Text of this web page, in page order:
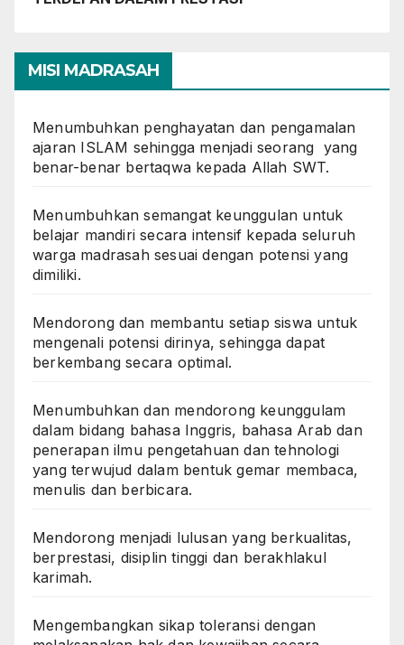
MISI MADRASAH
Menumbuhkan penghayatan dan pengamalan
ajaran ISLAM sehingga menjadi seorang yang
benar-benar bertaqwa kepada Allah SWT.
Menumbuhkan semangat keunggulan untuk
belajar mandiri secara intensif kepada seluruh
warga madrasah sesuai dengan potensi yang
dimiliki.
Mendorong dan membantu setiap siswa untuk
mengenali potensi dirinya, sehingga dapat
berkembang secara optimal.
Menumbuhkan dan mendorong keunggulam
dalam bidang bahasa Inggris, bahasa Arab dan
penerapan ilmu pengetahuan dan tehnologi
yang terwujud dalam bentuk gemar membaca,
menulis dan berbicara.
Mendorong menjadi lulusan yang berkualitas,
berprestasi, disiplin tinggi dan berakhlakul
karimah.
Mengembangkan sikap toleransi dengan